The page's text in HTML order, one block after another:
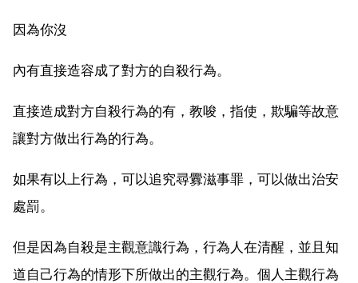
因為你沒
內有直接造容成了對方的自殺行為。
直接造成對方自殺行為的有，教唆，指使，欺騙等故意
讓對方做出行為的行為。
如果有以上行為，可以追究尋釁滋事罪，可以做出治安
處罰。
但是因為自殺是主觀意識行為，行為人在清醒，並且知
道自己行為的情形下所做出的主觀行為。個人主觀行為